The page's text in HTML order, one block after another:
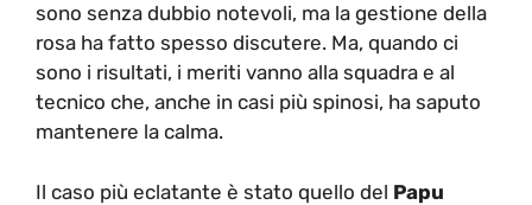
sono senza dubbio notevoli, ma la gestione della
rosa ha fatto spesso discutere. Ma, quando ci
sono i risultati, i meriti vanno alla squadra e al
tecnico che, anche in casi più spinosi, ha saputo
mantenere la calma.
Il caso più eclatante è stato quello del Papu